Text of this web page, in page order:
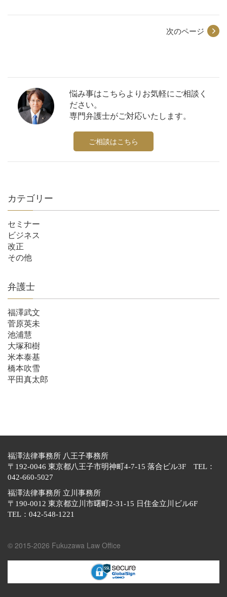
次のページ
悩み事はこちらよりお気軽にご相談く
ださい。
専門弁護士がご対応いたします。
ご相談はこちら
カテゴリー
セミナー
ビジネス
改正
その他
弁護士
福澤武文
菅原英未
池浦慧
大塚和樹
米本泰基
橋本吹雪
平田真太郎
福澤法律事務所 八王子事務所
〒192-0046 東京都八王子市明神町4-7-15 落合ビル3F TEL：
042-660-5027
福澤法律事務所 立川事務所
〒190-0012 東京都立川市曙町2-31-15 日住金立川ビル6F
TEL：042-548-1221
© 2015-2026 Fukuzawa Law Office